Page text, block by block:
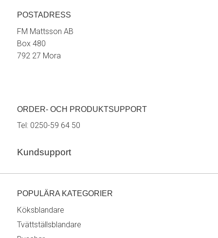
POSTADRESS
FM Mattsson AB
Box 480
792 27 Mora
ORDER- OCH PRODUKTSUPPORT
Tel: 0250-59 64 50
Kundsupport
POPULÄRA KATEGORIER
Köksblandare
Tvättställsblandare